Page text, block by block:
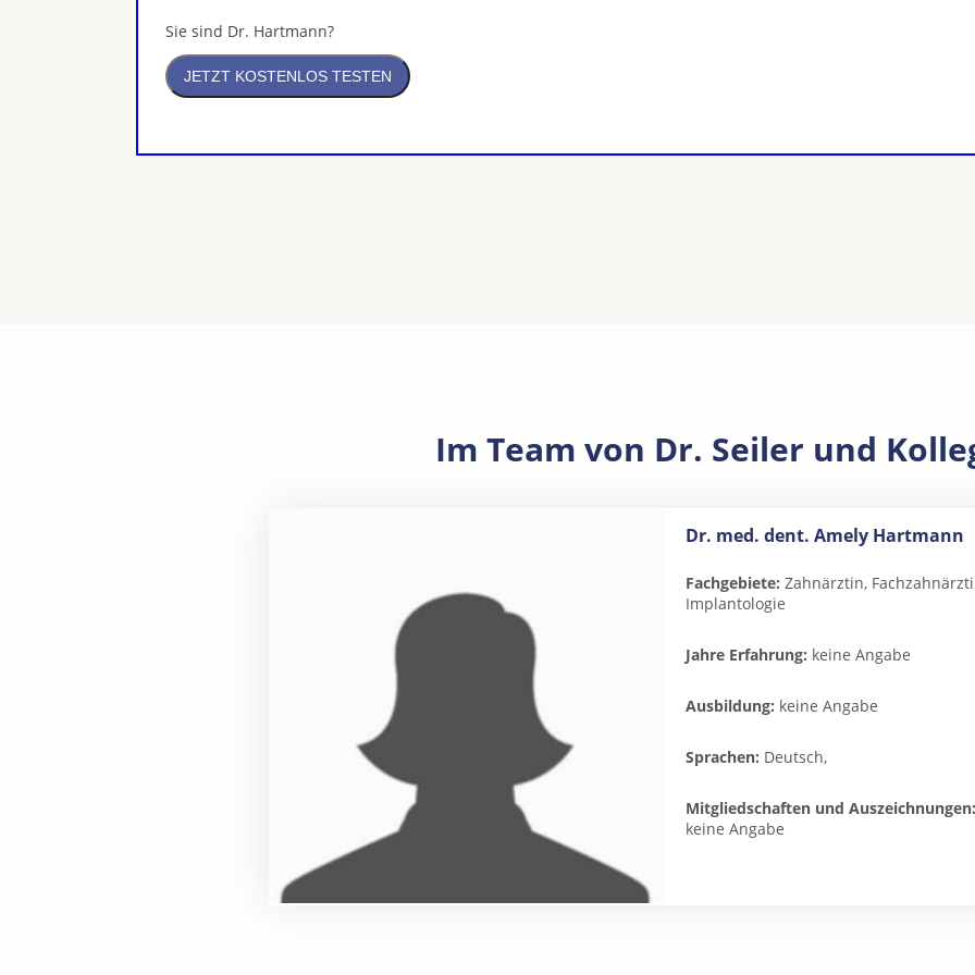
Sie sind Dr. Hartmann?
Im Team von Dr. Seiler und
Dr. med. dent. Amely Hartmann
Fachgebiete: Zahnärztin,
Implantologie
Jahre Erfahrung: keine Angabe
Ausbildung: keine Angabe
Sprachen: Deutsch,
Mitgliedschaften und Auszeichnungen:
keine Angabe